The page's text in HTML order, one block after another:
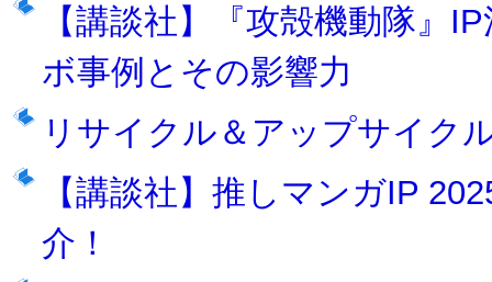
【講談社】『攻殻機動隊』
ボ事例とその影響力
リサイクル＆アップサイ
【講談社】推しマンガIP
介！